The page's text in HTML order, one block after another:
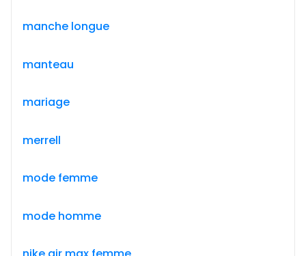
manche longue
manteau
mariage
merrell
mode femme
mode homme